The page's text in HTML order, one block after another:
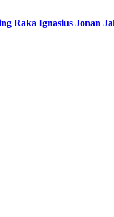
Raka Ignasius Jonan